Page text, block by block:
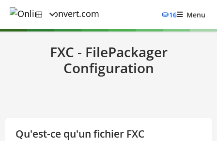
16 Menu
FXC - FilePackager
Configuration
Qu'est-ce qu'un fichier FXC